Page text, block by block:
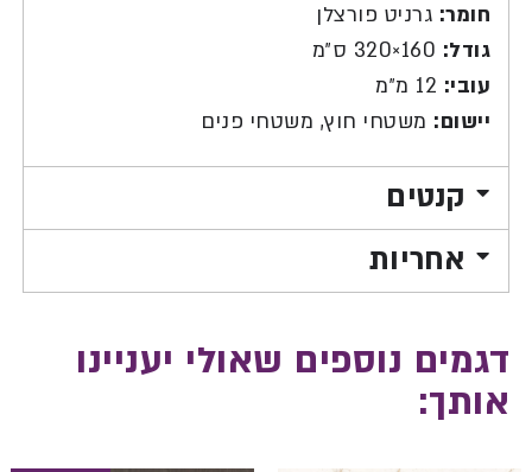
חומר: גרניט פורצלן
גודל:
עובי:
יישום: משטחי חוץ, משטחי פנים
קנטים
אחריות
דגמים נוספים שאולי יעניינו
אותך: